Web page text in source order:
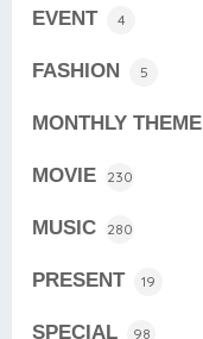
EVENT 4
FASHION 5
MONTHLY THEME
MOVIE 230
MUSIC 280
PRESENT 19
SPECIAL 98